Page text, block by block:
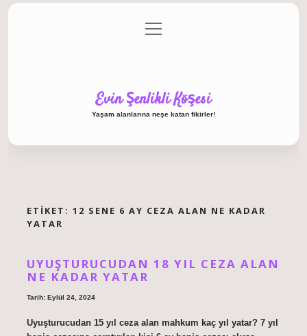
Gizlilik Politikası
menüyü
aç
Evin Şenlikli Köşesi
Yaşam alanlarına neşe katan fikirler!
ETIKET: 12 SENE 6 AY CEZA ALAN NE KADAR
YATAR
UYUŞTURUCUDAN 18 YIL CEZA ALAN
NE KADAR YATAR
Tarih: Eylül 24, 2024
Uyuşturucudan 15 yıl ceza alan mahkum kaç yıl yatar? 7 yıl